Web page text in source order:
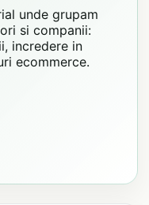
unde grupam
si companii:
incredere in
ecommerce.